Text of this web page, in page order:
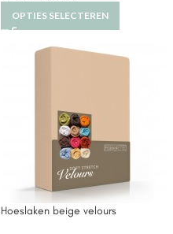
OPTIES SELECTEREN
Hoeslaken beige velours